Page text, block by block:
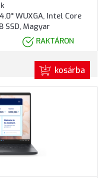
WUXGA, Intel Core
SSD, Magyar
fessional, 3 év garancia,
RAKTÁRON
kosárba